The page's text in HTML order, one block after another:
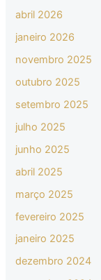
abril 2026
janeiro 2026
novembro 2025
outubro 2025
setembro 2025
julho 2025
junho 2025
abril 2025
março 2025
fevereiro 2025
janeiro 2025
dezembro 2024